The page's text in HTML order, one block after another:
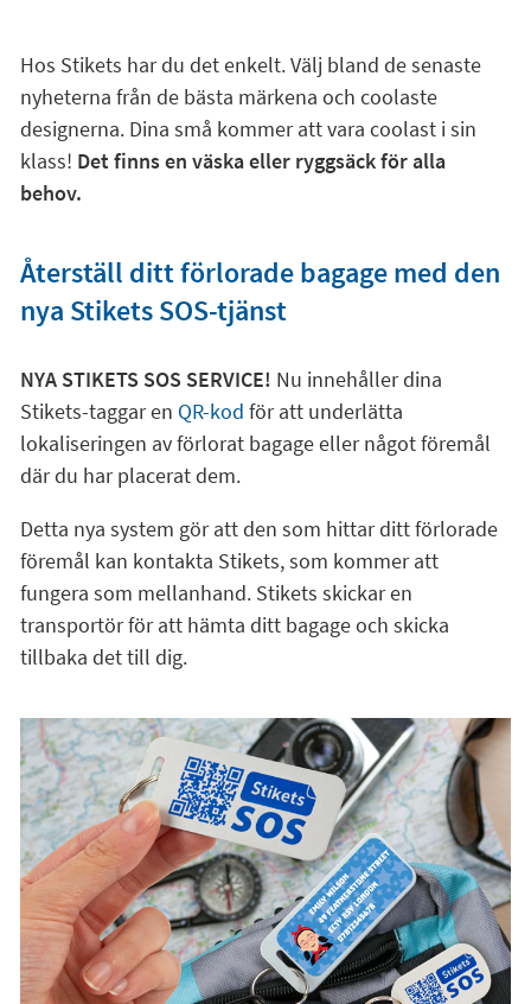
Hos Stikets har du det enkelt. Välj bland de senaste
nyheterna från de bästa märkena och coolaste
designerna. Dina små kommer att vara coolast i sin
klass! Det finns en väska eller ryggsäck för alla
behov.
Återställ ditt förlorade bagage med den
nya Stikets SOS-tjänst
NYA STIKETS SOS SERVICE! Nu innehåller dina
Stikets-taggar en QR-kod för att underlätta
lokaliseringen av förlorat bagage eller något föremål
där du har placerat dem.
Detta nya system gör att den som hittar ditt förlorade
föremål kan kontakta Stikets, som kommer att
fungera som mellanhand. Stikets skickar en
transportör för att hämta ditt bagage och skicka
tillbaka det till dig.